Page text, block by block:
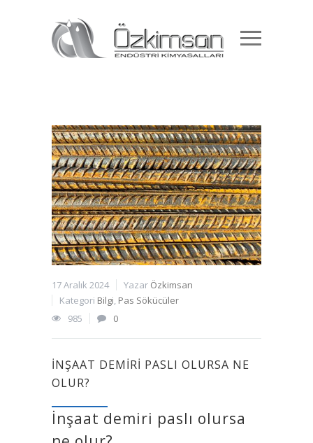
17 Aralık 2024 Yazar Özkimsan
Kategori Bilgi, Pas Sökücüler
985
0
İNŞAAT DEMIRI PASLI OLURSA NE
OLUR?
İnşaat demiri paslı olursa